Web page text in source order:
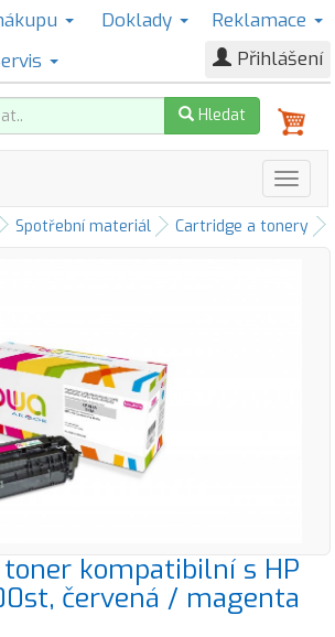
Doklady
Reklamace
Přihlášení
Hledat
Spotřební materiál Cartridge a tonery
kompatibilní s HP
červená / magenta